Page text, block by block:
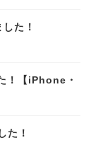
た！
！【iPhone・
た！